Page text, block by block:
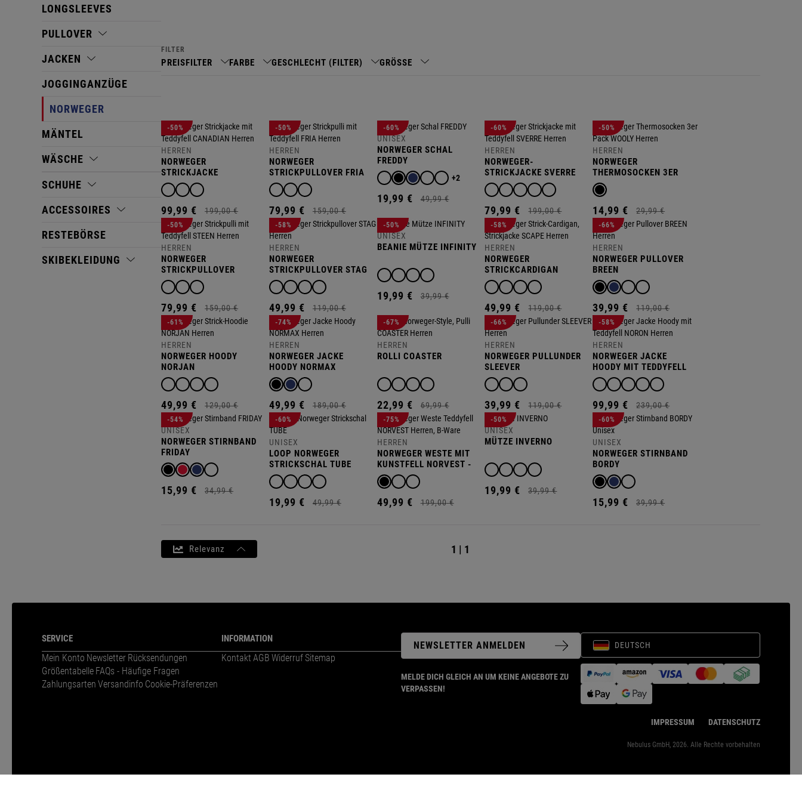
LONGSLEEVES
PULLOVER
JACKEN
JOGGINGANZÜGE
NORWEGER
MÄNTEL
WÄSCHE
SCHUHE
ACCESSOIRES
RESTEBÖRSE
SKIBEKLEIDUNG
G
E
W
R
R
FILTER
PREISFILTER FARBE GESCHLECHT (FILTER) GRÖSSE
HERREN
NORWEGER
STRICKJACKE
CANADIAN
99,99 € 199,00 €
-50%
HERREN
NORWEGER
STRICKPULLOVER FRIA
79,99 € 159,00 €
-50%
UNISEX
NORWEGER SCHAL
FREDDY
+2
19,99 € 49,99 €
-60%
HERREN
NORWEGER-
STRICKJACKE SVERRE
79,99 € 199,00 €
-60%
HERREN
NORWEGER
THERMOSOCKEN 3ER
PACK WOOLY
14,99 € 29,99 €
-50%
HERREN
NORWEGER
STRICKPULLOVER
STEEN
79,99 € 159,00 €
-50%
HERREN
NORWEGER
STRICKPULLOVER STAG
49,99 € 119,00 €
-58%
UNISEX
BEANIE MÜTZE INFINITY
19,99 € 39,99 €
-50%
HERREN
NORWEGER
STRICKCARDIGAN
SCAPE
49,99 € 119,00 €
-58%
HERREN
NORWEGER PULLOVER
BREEN
39,99 € 119,00 €
-66%
HERREN
NORWEGER HOODY
NORJAN
49,99 € 129,00 €
-61%
HERREN
NORWEGER JACKE
HOODY NORMAX
49,99 € 189,00 €
-74%
HERREN
ROLLI COASTER
22,99 € 69,99 €
-67%
HERREN
NORWEGER PULLUNDER
SLEEVER
39,99 € 119,00 €
-66%
HERREN
NORWEGER JACKE
HOODY MIT TEDDYFELL
NORON
99,99 € 239,00 €
-58%
UNISEX
NORWEGER STIRNBAND
FRIDAY
15,99 € 34,99 €
-54%
UNISEX
LOOP NORWEGER
STRICKSCHAL TUBE
19,99 € 49,99 €
-60%
HERREN
NORWEGER WESTE MIT
KUNSTFELL NORVEST -
B-WARE
49,99 € 199,00 €
-75%
UNISEX
MÜTZE INVERNO
19,99 € 39,99 €
-50%
UNISEX
NORWEGER STIRNBAND
BORDY
15,99 € 39,99 €
-60%
Relevanz 1 | 1
SERVICE
Mein Konto Newsletter Rücksendungen
Größentabelle FAQs - Häufige Fragen
Zahlungsarten Versandinfo Cookie-Präferenzen
INFORMATION
Kontakt AGB Widerruf Sitemap
NEWSLETTER ANMELDEN
MELDE DICH GLEICH AN UM KEINE ANGEBOTE ZU
VERPASSEN!
DEUTSCH
IMPRESSUM DATENSCHUTZ
Nebulus GmbH, 2026. Alle Rechte vorbehalten